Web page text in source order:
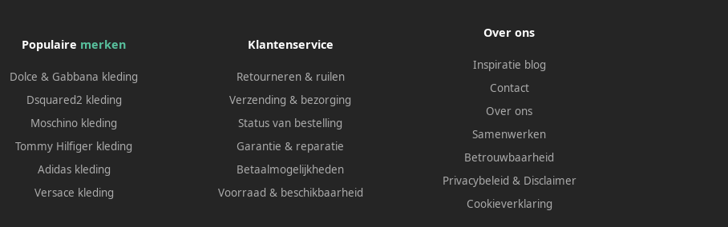
Populaire merken
Dolce & Gabbana kleding
Dsquared2 kleding
Moschino kleding
Tommy Hilfiger kleding
Adidas kleding
Versace kleding
Klantenservice
Retourneren & ruilen
Verzending & bezorging
Status van bestelling
Garantie & reparatie
Betaalmogelijkheden
Voorraad & beschikbaarheid
Over ons
Inspiratie blog
Contact
Over ons
Samenwerken
Betrouwbaarheid
Privacybeleid & Disclaimer
Cookieverklaring